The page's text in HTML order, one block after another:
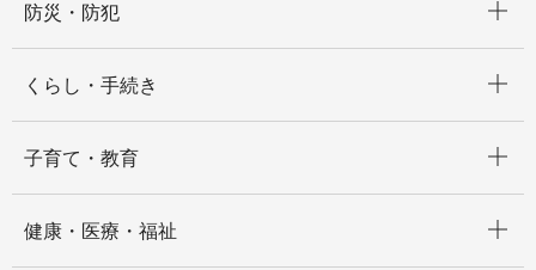
防災・防犯
くらし・手続き
子育て・教育
健康・医療・福祉